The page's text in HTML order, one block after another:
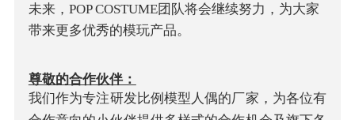
未来， POP COSTUME团队将会继续努力，为大家
带来更多优秀的模玩产品。
尊敬的合作伙伴：
我们作为专注研发比例模型人偶的厂家，为各位有